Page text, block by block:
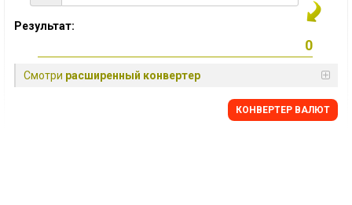
Результат:
Смотри расширенный конвертер
КОНВЕРТЕР ВАЛЮТ